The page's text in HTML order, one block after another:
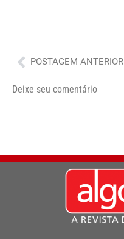
Anterior
POSTAGEM ANTERIOR
Deixe seu comentário